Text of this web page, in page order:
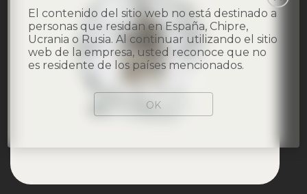
El contenido del sitio web no está destinado a
personas que residan en España, Chipre,
Ucrania o Rusia. Al continuar utilizando el sitio
web de la empresa, usted reconoce que no
es residente de los países mencionados.
OK